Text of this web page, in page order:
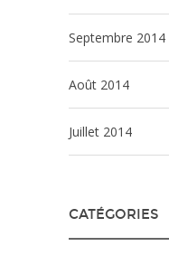
septembre 2014
août 2014
juillet 2014
CATÉGORIES